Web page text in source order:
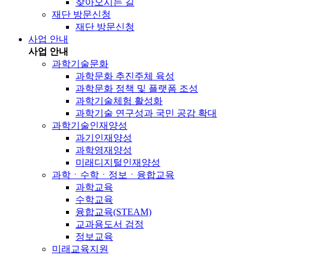
재단 방문신청
재단 방문신청
사업 안내
사업 안내
과학기술문화
과학문화 추진주체 육성
과학문화 정책 및 플랫폼 조성
과학기술체험 활성화
과학기술 연구성과 국민 공감 확대
과학기술인재양성
과기인재양성
과학영재양성
미래디지털인재양성
과학ㆍ수학ㆍ정보ㆍ융합교육
과학교육
수학교육
융합교육(STEAM)
교과용도서 검정
정보교육
미래교육지원